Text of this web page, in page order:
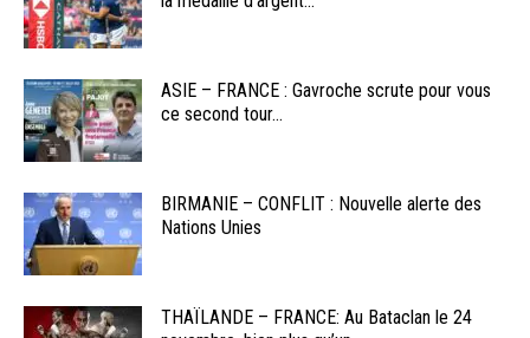
ASIE – FRANCE : Gavroche scrute pour vous
ce second tour...
BIRMANIE – CONFLIT : Nouvelle alerte des
Nations Unies
THAÏLANDE – FRANCE: Au Bataclan le 24